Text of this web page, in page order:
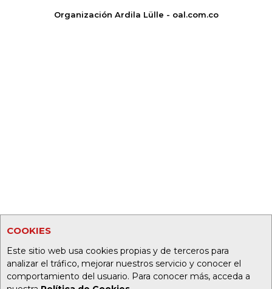
COOKIES
Este sitio web usa cookies propias y de terceros para
analizar el tráfico, mejorar nuestros servicio y conocer el
comportamiento del usuario. Para conocer más, acceda a
Organización Ardila Lülle - oal.com.co